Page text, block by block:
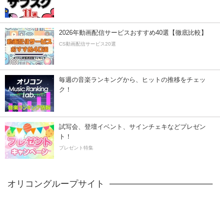
2026年動画配信サービスおすすめ40選【徹底比較】
CS動画配信サービス20選
毎週の音楽ランキングから、ヒットの推移をチェッ
ク！
試写会、登壇イベント、サインチェキなどプレゼン
ト！
プレゼント特集
オリコングループサイト